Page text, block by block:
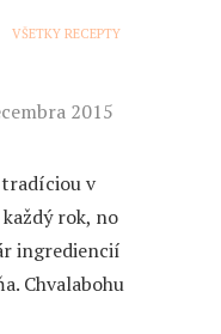
VŠETKY RECEPTY
2015
tradíciou v
rok, no
ingrediencií
Chvalabohu